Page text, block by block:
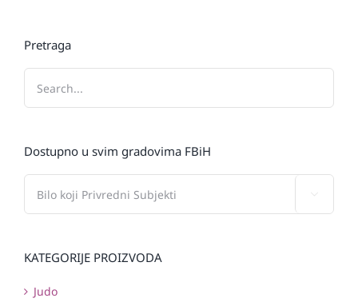
Pretraga
Dostupno u svim gradovima FBiH
KATEGORIJE PROIZVODA
Judo